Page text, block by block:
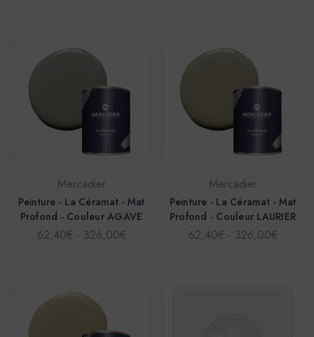
Mercadier
Peinture - La Céramat - Mat
Profond - Couleur AGAVE
62,40€ - 326,00€
Mercadier
Peinture - La Céramat - Mat
Profond - Couleur LAURIER
62,40€ - 326,00€